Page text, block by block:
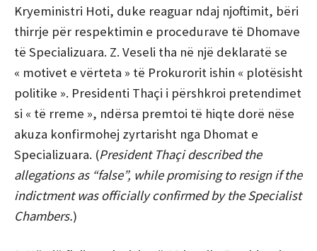
Kryeministri Hoti, duke reaguar ndaj njoftimit, bëri
thirrje për respektimin e procedurave të Dhomave
të Specializuara. Z. Veseli tha në një deklaratë se
« motivet e vërteta » të Prokurorit ishin « plotësisht
politike ». Presidenti Thaçi i përshkroi pretendimet
si « të rreme », ndërsa premtoi të hiqte dorë nëse
akuza konfirmohej zyrtarisht nga Dhomat e
Specializuara. (President Thaçi described the
allegations as “false”, while promising to resign if the
indictment was officially confirmed by the Specialist
Chambers.)